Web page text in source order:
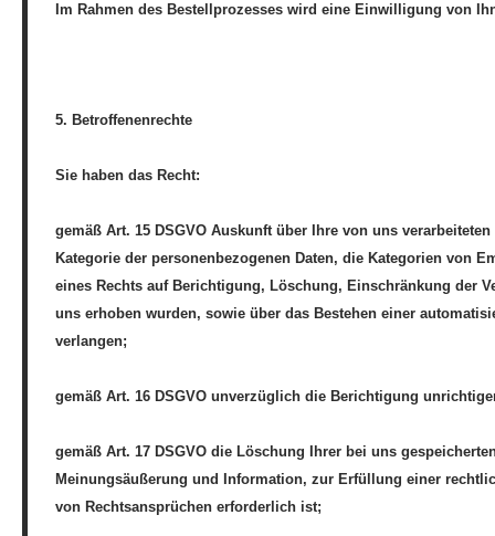
Im Rahmen des Bestellprozesses wird eine Einwilligung von
5. Betroffenenrechte
Sie haben das Recht:
gemäß Art. 15 DSGVO Auskunft über Ihre von uns
Kategorie der personenbezogenen Daten, die Kategorien von
eines Rechts auf Berichtigung, Löschung, Einschränkung der
uns erhoben wurden, sowie über das Bestehen einer
verlangen;
gemäß Art. 16 DSGVO unverzüglich die Berichtigung
gemäß Art. 17 DSGVO die Löschung Ihrer bei uns
Meinungsäußerung und Information, zur Erfüllung einer
von Rechtsansprüchen erforderlich ist;